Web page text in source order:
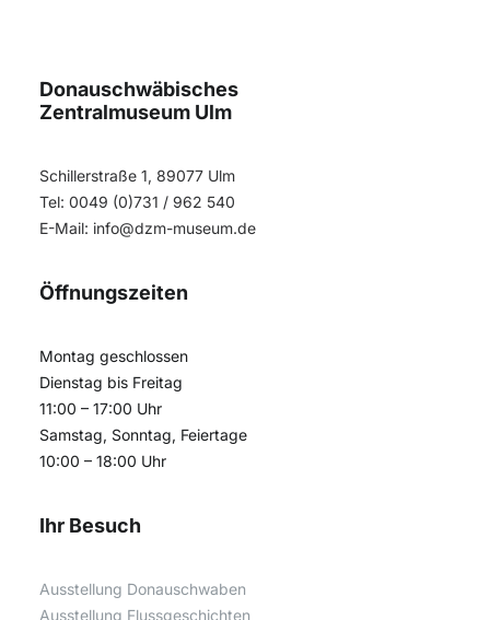
Donauschwäbisches
Zentralmuseum Ulm
Schillerstraße 1, 89077 Ulm
Tel: 0049 (0)731 / 962 540
E-Mail: info@dzm-museum.de
Öffnungszeiten
Montag geschlossen
Dienstag bis Freitag
11:00 – 17:00 Uhr
Samstag, Sonntag, Feiertage
10:00 – 18:00 Uhr
Ihr Besuch
Ausstellung Donauschwaben
Ausstellung Flussgeschichten